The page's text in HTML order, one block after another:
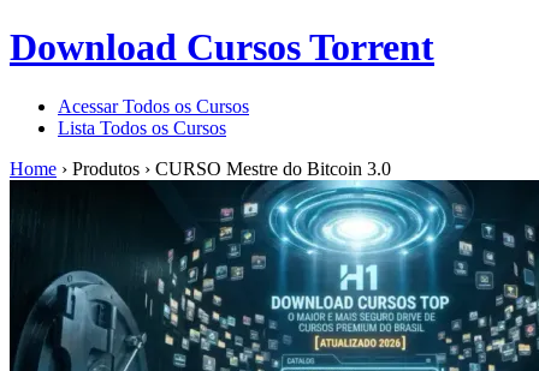
Download Cursos Torrent
Acessar Todos os Cursos
Lista Todos os Cursos
Home › Produtos › CURSO Mestre do Bitcoin 3.0